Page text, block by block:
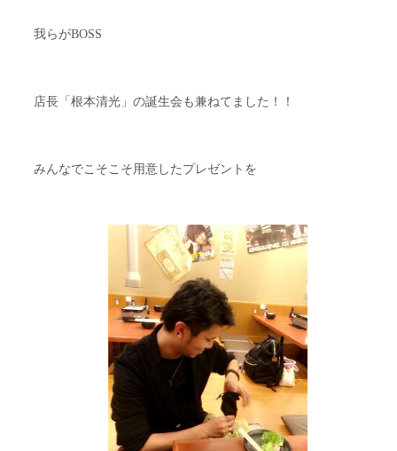
我らがBOSS
店長「根本清光」の誕生会も兼ねてました！！
みんなでこそこそ用意したプレゼントを